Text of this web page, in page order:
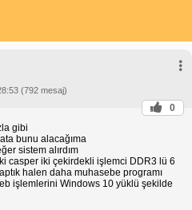
(792 mesaj)
0
gibi
bunu alacağıma
sistem alırdım
casper iki çekirdekli işlemci DDR3 lü 6
halen daha muhasebe programı
işlemlerini Windows 10 yüklü şekilde